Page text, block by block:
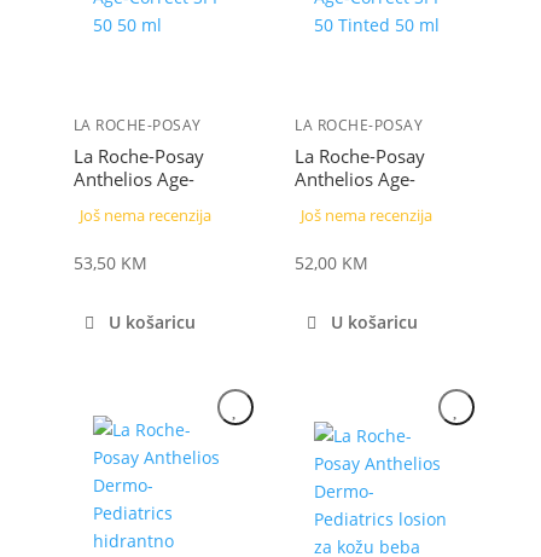
LA ROCHE-POSAY
La Roche-Posay
Anthelios Age-
ml
Još nema recenzija
53,50 KM
U košaricu
LA ROCHE-POSAY
La Roche-Posay
Anthelios Age-
Tinted 50 ml
Još nema recenzija
52,00 KM
U košaricu